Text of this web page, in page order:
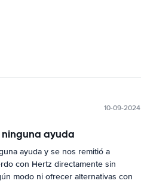
10-09-2024
ayuda
ayuda y se nos remitió a
con Hertz directamente sin
modo ni ofrecer alternativas con